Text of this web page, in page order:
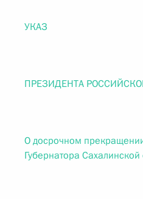
УКАЗ
ПРЕЗИДЕНТА
О досрочном
Губернатора Сахалинской